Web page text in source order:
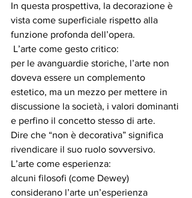
In questa prospettiva, la decorazione è
vista come superficiale rispetto alla
funzione profonda dell’opera.
⁠ ⁠L’arte come gesto critico:
per le avanguardie storiche, l’arte non
doveva essere un complemento
estetico, ma un mezzo per mettere in
discussione la società, i valori dominanti
e perfino il concetto stesso di arte.
Dire che “non è decorativa” significa
rivendicare il suo ruolo sovversivo.
L’arte come esperienza:
alcuni filosofi (come Dewey)
considerano l’arte un’esperienza